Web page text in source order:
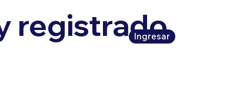
registrado,
Ingresar